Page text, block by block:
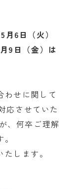
6日（火）
9日（金）は
わせに関して
応させていた
、何卒ご理解
します。